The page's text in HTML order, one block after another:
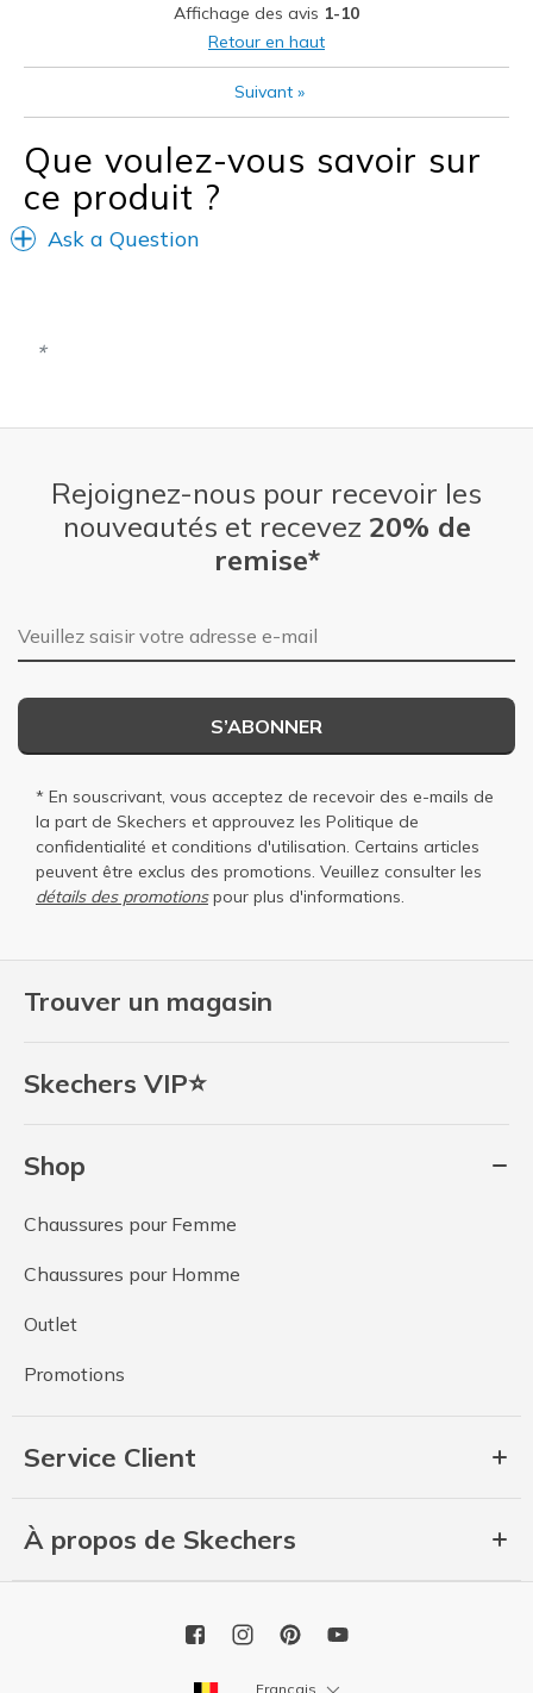
Les meilleures utilisations
Casual Wear
Going Out
Special Occasions
Travel
Affichage des avis 1-10
Retour en haut
Suivant »
Que voulez-vous savoir sur
ce produit ?
Ask a Question
Trouver un magasin
Skechers VIP⭐
Shop
Chaussures pour Femme
Chaussures pour Homme
Outlet
Promotions
Service Client
À propos de Skechers
Rejoignez-nous pour recevoir les
nouveautés et recevez 20% de
remise*
Adresse e-mail
S’ABONNER
* En souscrivant, vous acceptez de recevoir des e-mails de
la part de Skechers et approuvez les Politique de
confidentialité et conditions d'utilisation. Certains articles
peuvent être exclus des promotions. Veuillez consulter les
détails des promotionspour plus d'informations.
Français